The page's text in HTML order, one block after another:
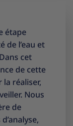
étape
de l’eau et
cet
de cette
réaliser,
Nous
de